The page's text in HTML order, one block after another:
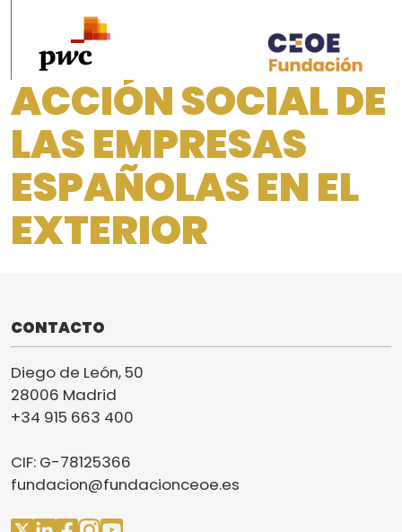
ACCIÓN SOCIAL DE
LAS EMPRESAS
ESPAÑOLAS EN EL
EXTERIOR
CONTACTO
Diego de León, 50
28006 Madrid
+34 915 663 400
CIF: G-78125366
fundacion@fundacionceoe.es